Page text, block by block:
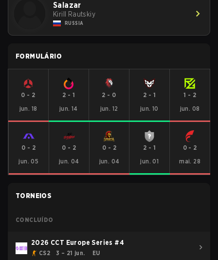
Salazar
Kirill Rautskiy
RUSSIA
FORMULÁRIO
0 - 2
jun. 18
2 - 1
jun. 14
2 - 0
jun. 12
2 - 1
jun. 10
1 - 2
jun. 08
0 - 2
jun. 05
0 - 2
jun. 04
0 - 2
jun. 04
2 - 1
jun. 01
0- 2
mai. 28
TORNEIOS
CONCLUÍDO
2026 CCT Europe Series #4
CS2 3 – 21 jun. EU